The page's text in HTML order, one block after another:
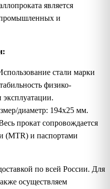
является
и
стали марки
физико-
эксплуатации.
диаметр: 194х25 мм.
прокат сопровождается
(MTR) и паспортами
по всей России. Для
осуществляем